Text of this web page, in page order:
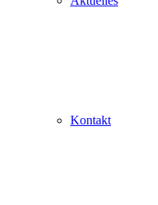
Kontakt